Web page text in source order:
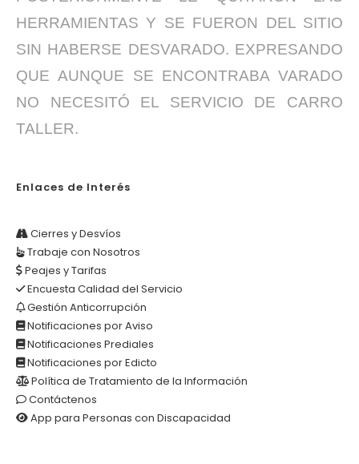
HERRAMIENTAS Y SE FUERON DEL SITIO
SIN HABERSE DESVARADO. EXPRESANDO
QUE AUNQUE SE ENCONTRABA VARADO
NO NECESITÓ EL SERVICIO DE CARRO
TALLER.
Enlaces de Interés
Cierres y Desvíos
Trabaje con Nosotros
Peajes y Tarifas
Encuesta Calidad del Servicio
Gestión Anticorrupción
Notificaciones por Aviso
Notificaciones Prediales
Notificaciones por Edicto
Política de Tratamiento de la Información
Contáctenos
App para Personas con Discapacidad